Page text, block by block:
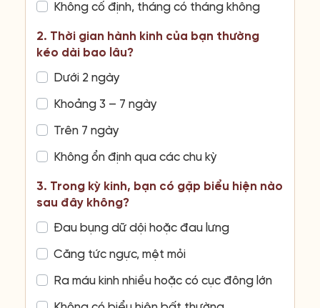
Không cố định, tháng có tháng không
2. Thời gian hành kinh của bạn thường
kéo dài bao lâu?
Dưới 2 ngày
Khoảng 3 – 7 ngày
Trên 7 ngày
Không ổn định qua các chu kỳ
3. Trong kỳ kinh, bạn có gặp biểu hiện nào
sau đây không?
Đau bụng dữ dội hoặc đau lưng
Căng tức ngực, mệt mỏi
Ra máu kinh nhiều hoặc có cục đông lớn